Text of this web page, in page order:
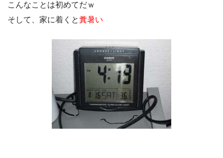
こんなことは初めてだｗ
そして、家に着くと糞暑い